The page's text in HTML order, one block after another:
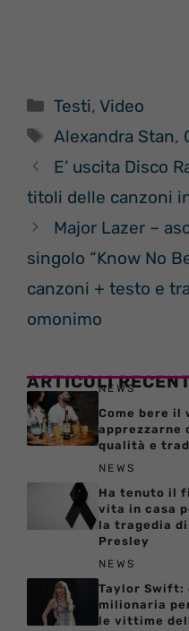
Categorie
Testi,Video
Tag
Alexandra Stan,
E’ uscita Disco
titoli delle canzoni
Major Lazer –
singolo “Know No
canzoni + testo e
omonimo
ARTICOLINEWS
Come bere il
apprezzarne
qualità e
NEWS
Ha tenuto il
vita in casa
la tragedia
Presley
NEWS
Taylor Swift:
milionaria
le vittime